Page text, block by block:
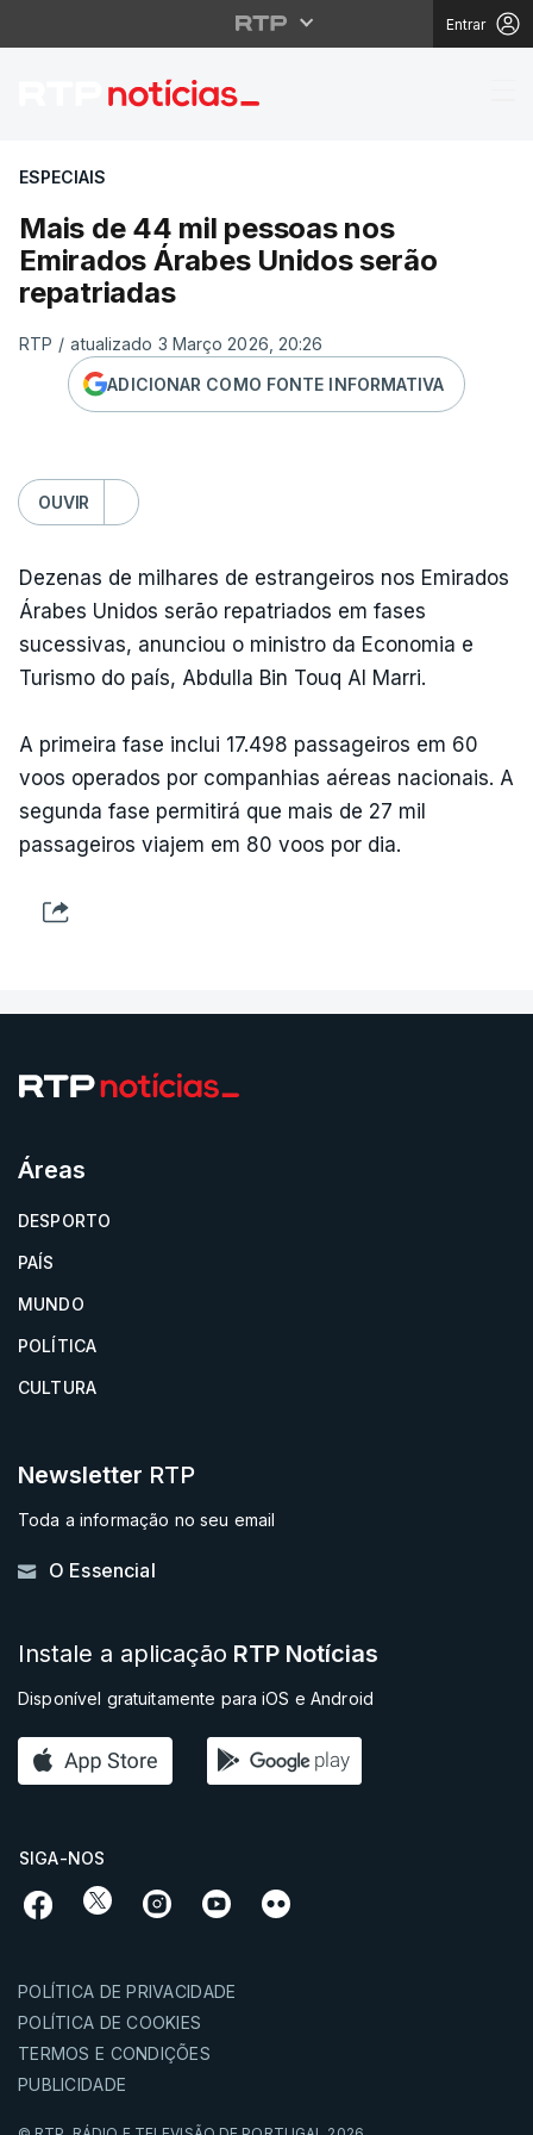
Entrar
Mais de 44 mil
ESPECIAIS
Mais de 44 mil pessoas nos
Emirados Árabes Unidos serão
repatriadas
RTP / atualizado 3 Março 2026, 20:26
ADICIONAR COMO FONTE INFORMATIVA
OUVIR
Dezenas de milhares de estrangeiros nos Emirados
Árabes Unidos serão repatriados em fases
sucessivas, anunciou o ministro da Economia e
Turismo do país, Abdulla Bin Touq Al Marri.
A primeira fase inclui 17.498 passageiros em 60
voos operados por companhias aéreas nacionais. A
segunda fase permitirá que mais de 27 mil
passageiros viajem em 80 voos por dia.
Áreas
DESPORTO
PAÍS
MUNDO
POLÍTICA
CULTURA
Newsletter RTP
Toda a informação no seu email
O Essencial
Instale a aplicação RTP Notícias
Disponível gratuitamente para iOS e Android
SIGA-NOS
POLÍTICA DE PRIVACIDADE
POLÍTICA DE COOKIES
TERMOS E CONDIÇÕES
PUBLICIDADE